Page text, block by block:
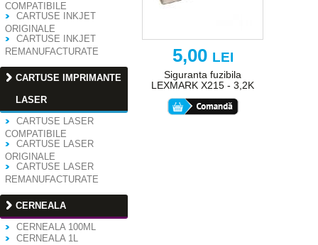
COMPATIBILE
CARTUSE INKJET
ORIGINALE
CARTUSE INKJET
REMANUFACTURATE
CARTUSE IMPRIMANTE
LASER
CARTUSE LASER
COMPATIBILE
CARTUSE LASER
ORIGINALE
CARTUSE LASER
REMANUFACTURATE
CERNEALA
CERNEALA 100ML
CERNEALA 1L
5,00 LEI
Siguranta fuzibila
LEXMARK X215 - 3,2K